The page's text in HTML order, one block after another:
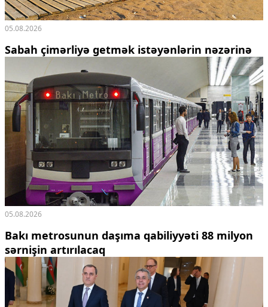
05.08.2026
Sabah çimərliyə getmək istəyənlərin nəzərinə
05.08.2026
Bakı metrosunun daşıma qabiliyyəti 88 milyon
sərnişin artırılacaq